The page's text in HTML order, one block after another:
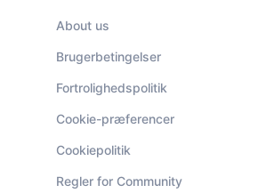
About us
Brugerbetingelser
Fortrolighedspolitik
Cookie-præferencer
Cookiepolitik
Regler for Community